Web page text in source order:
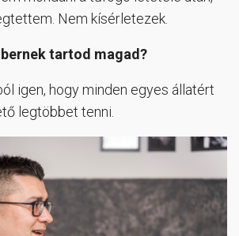
Nem kísérletezek.
tartod magad?
igen, hogy minden egyes állatért
legtöbbet tenni.